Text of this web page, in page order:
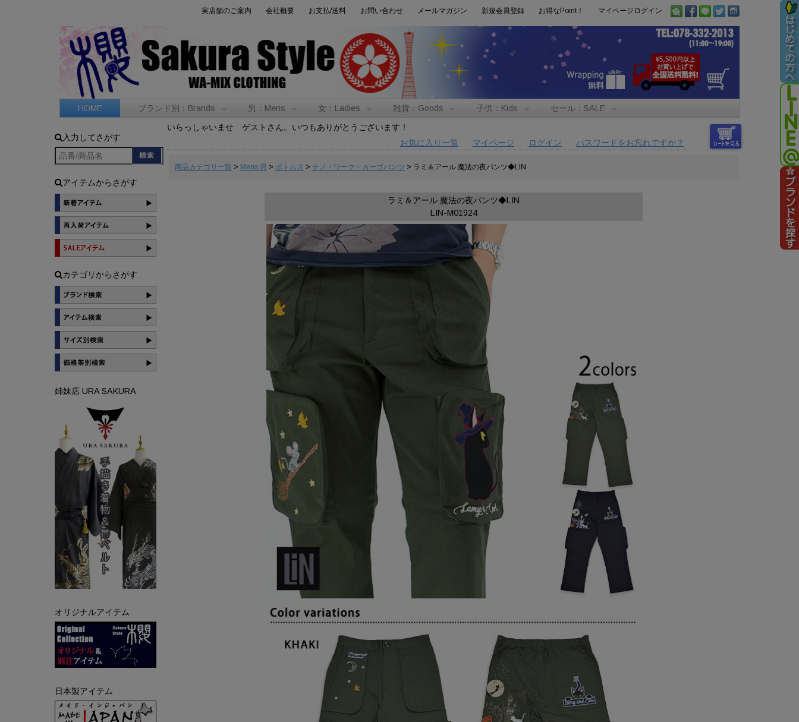
実店舗のご案内 会社概要 お支払/送料 お問い合わせ メールマガジン 新規会員登録 お得なPoint！ マイページログイン
HOME ブランド別：Brands 男：Mens 女：Ladies 雑貨：Goods 子供：Kids セール：SALE
入力してさがす
アイテムからさがす
カテゴリからさがす
姉妹店 URA SAKURA
オリジナルアイテム
日本製アイテム
いらっしゃいませ ゲストさん。いつもありがとうございます！
お気に入り一覧
マイページ ログイン パスワードをお忘れですか？
商品カテゴリ一覧 > Mens:男 > ボトムス > チノ・ワーク・カーゴパンツ > ラミ＆アール 魔法の夜パンツ◆LIN
ラミ＆アール 魔法の夜パンツ◆LIN
LIN-M01924